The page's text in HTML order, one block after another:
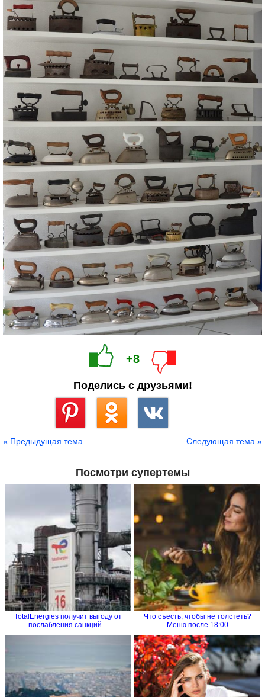
+8
Поделись с друзьями!
« Предыдущая тема Следующая тема »
Посмотри супертемы
TotalEnergies получит выгоду от
послабления санкций...
Что съесть, чтобы не толстеть?
Меню после 18:00